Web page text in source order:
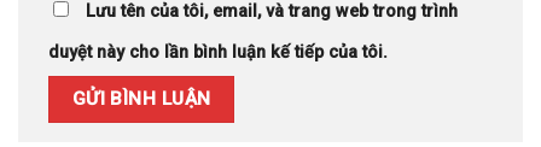
Lưu tên của tôi, email, và trang web trong trình
duyệt này cho lần bình luận kế tiếp của tôi.